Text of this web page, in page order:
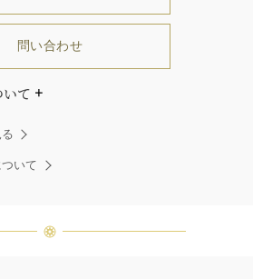
問い合わせ
て
」創始者ハリー・ウィン
う語りました。ハリー・
ンによって厳選された最
する天然の素材であるた
いて